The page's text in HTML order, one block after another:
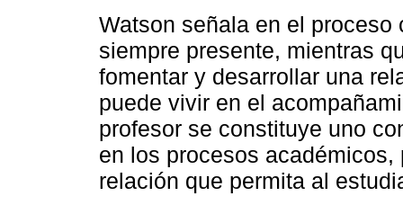
Watson señala en el
siempre presente, mientras
fomentar y desarrollar una
puede vivir en el
profesor se constituye uno
en los procesos
relación que permita al